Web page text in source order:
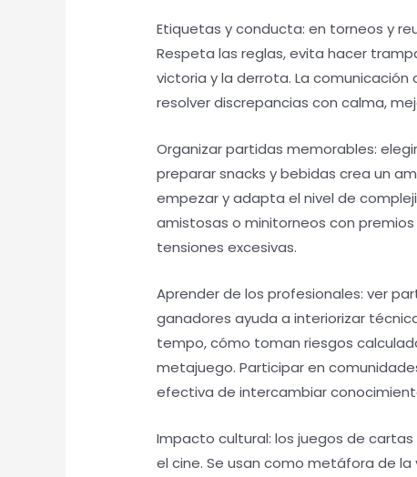
Etiquetas y conducta: en torneos y
Respeta las reglas, evita hacer
victoria y la derrota. La
resolver discrepancias con calma,
Organizar partidas memorables:
preparar snacks y bebidas crea un
empezar y adapta el nivel de
amistosas o minitorneos con
tensiones excesivas.
Aprender de los profesionales: ver
ganadores ayuda a interiorizar
tempo, cómo toman riesgos
metajuego. Participar en
efectiva de intercambiar
Impacto cultural: los juegos de
el cine. Se usan como metáfora de